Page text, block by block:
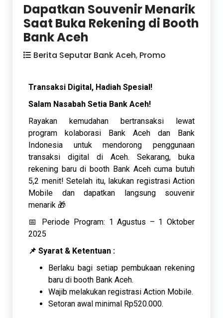
Dapatkan Souvenir Menarik
Saat Buka Rekening di Booth
Bank Aceh
Berita Seputar Bank Aceh, Promo
Transaksi Digital, Hadiah Spesial!
Salam Nasabah Setia Bank Aceh!
Rayakan kemudahan bertransaksi lewat
program kolaborasi Bank Aceh dan Bank
Indonesia untuk mendorong penggunaan
transaksi digital di Aceh. Sekarang, buka
rekening baru di booth Bank Aceh cuma butuh
5,2 menit! Setelah itu, lakukan registrasi Action
Mobile dan dapatkan langsung souvenir
menarik 🎁
📅 Periode Program: 1 Agustus – 1 Oktober
2025
📌 Syarat & Ketentuan :
Berlaku bagi setiap pembukaan rekening
baru di booth Bank Aceh.
Wajib melakukan registrasi Action Mobile.
Setoran awal minimal Rp520.000.